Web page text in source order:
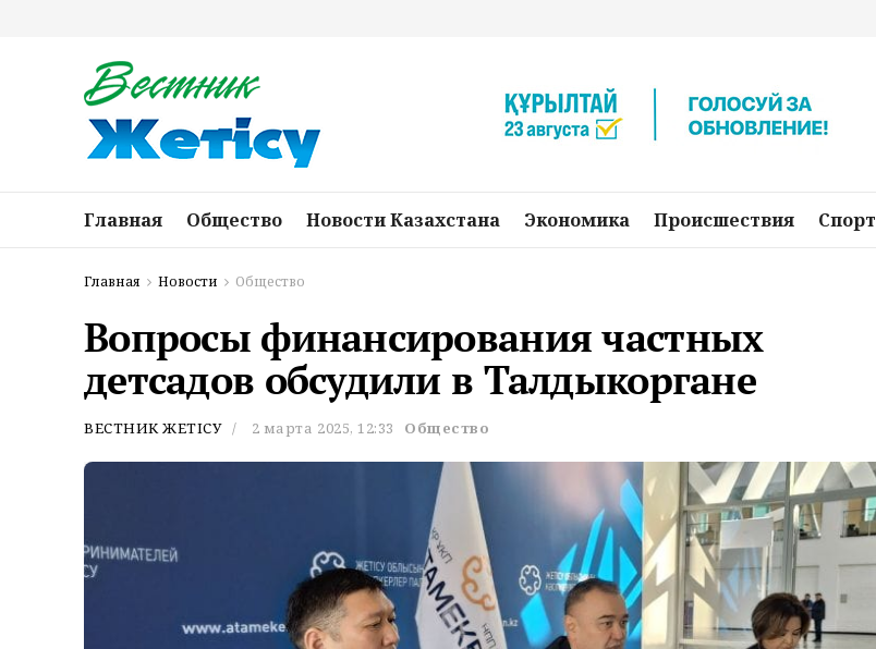
Главная Общество Новости Казахстана Экономика Происшествия Спорт
Главная Новости Общество
Вопросы финансирования частных
детсадов обсудили в Талдыкоргане
ВЕСТНИК ЖЕТІСУ 2 марта 2025, 12:33 Общество